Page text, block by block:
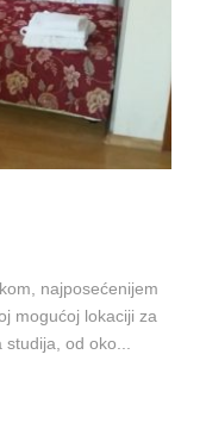
najposećenijem
mogućoj lokaciji za
od oko...